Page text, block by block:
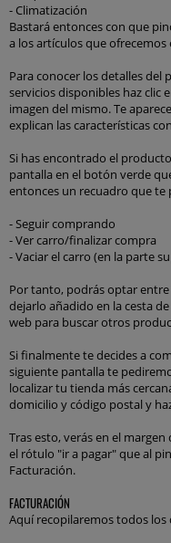
- Climatización
Bastará entonces con que
a los artículos que ofrecemos
Para conocer los detalles del
servicios disponibles haz clic
imagen del mismo. Te
explican las características
Si has encontrado el
pantalla en el botón verde
entonces un recuadro que te
- Seguir comprando
- Ver carro/finalizar compra
- Vaciar el carro (en la parte
Por tanto, podrás optar
dejarlo añadido en la cesta
web para buscar otros
Si finalmente te decides a
siguiente pantalla te
localizar tu tienda más
domicilio y código postal y
Tras esto, verás en el
el rótulo "ir a pagar" que al
Facturación.
FACTURACIÓN
Aquí recopilaremos todos los